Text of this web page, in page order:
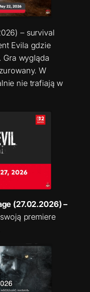
– survival
Evila gdzie
Gra wygląda
W
nie trafiają w
(27.02.2026) –
premiere